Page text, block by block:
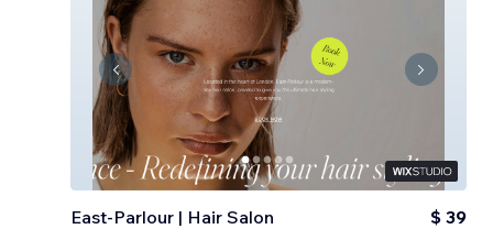
East-Parlour | Hair Salon $ 39